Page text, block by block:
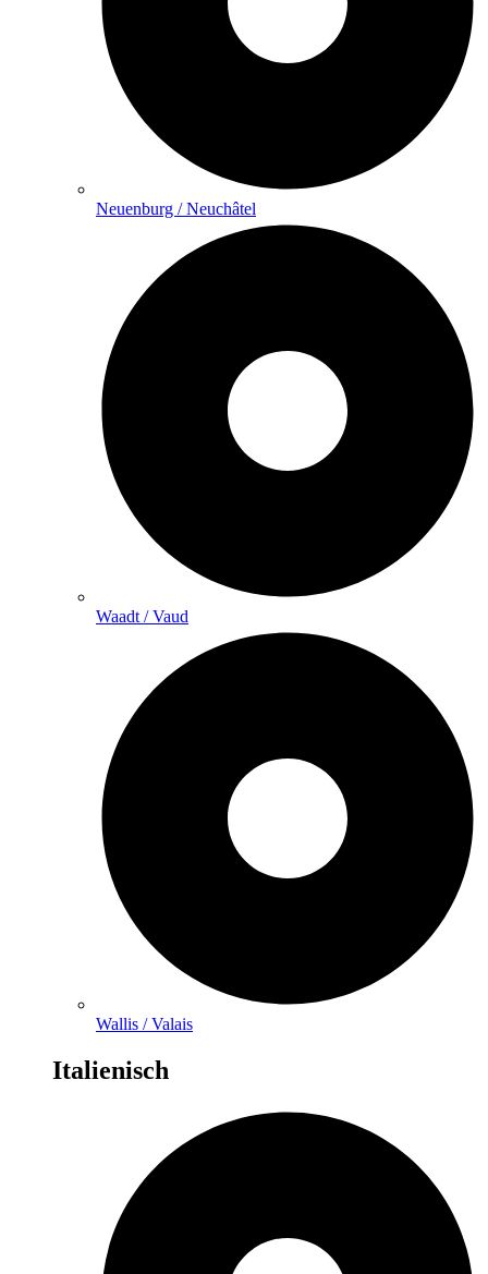
Neuenburg / Neuchâtel
Waadt / Vaud
Wallis / Valais
Italienisch